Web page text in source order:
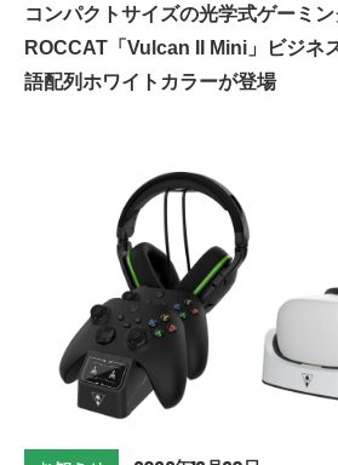
コンパクトサイズの光学式ゲーミ
ROCCAT「Vulcan II Mini」ビジネ
語配列ホワイトカラーが登場